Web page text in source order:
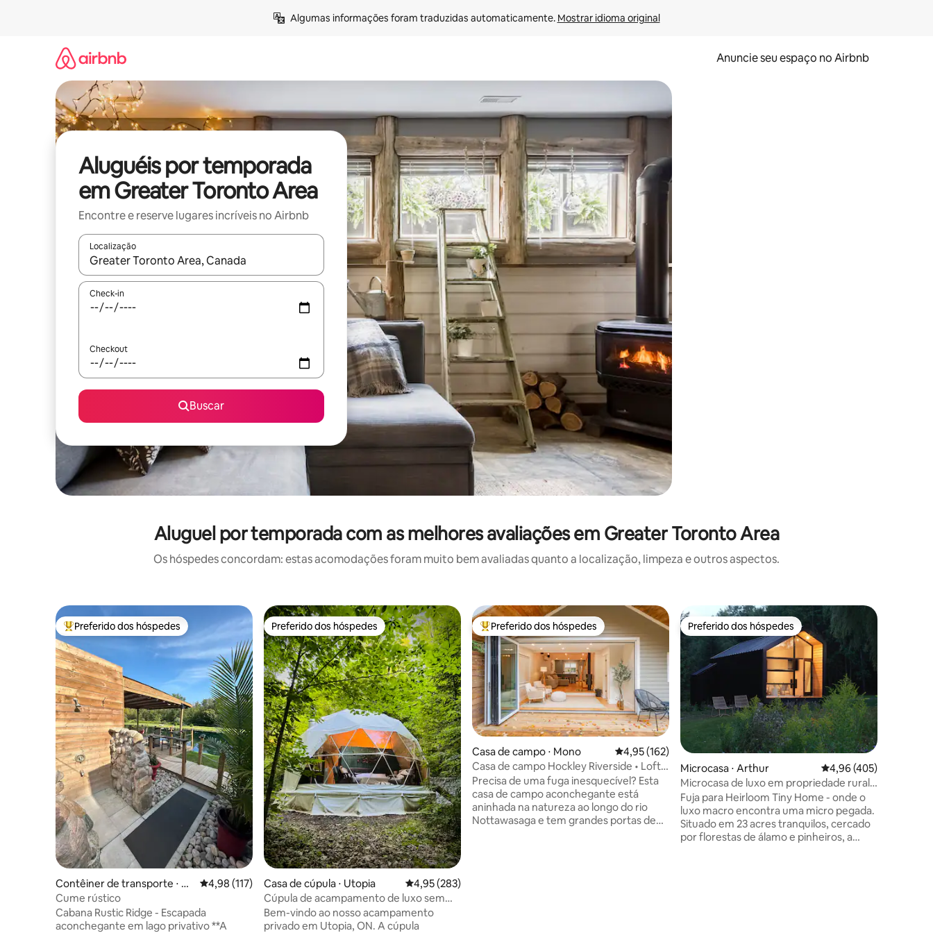
Algumas informações foram traduzidas automaticamente. Mostrar idioma original
Anuncie seu espaço no Airbnb
Aluguéis por temporada
em Greater Toronto Area
Encontre e reserve lugares incríveis no Airbnb
Localização
Quando os resultados estiverem disponíveis, explore-os usando as seta para cima e para baixo do teclado ou tocando e deslizando o dedo na tela.
Check-in
Checkout
Buscar
Aluguel por temporada com as melhores avaliações em Greater Toronto Area
Os hóspedes concordam: estas acomodações foram muito bem avaliadas quanto a localização, limpeza e outros aspectos.
Entre os melhores preferidos dos hóspedes
Preferido dos hóspedes
Contêiner de transporte ⋅ Cl
arington
4,98 de uma avaliação média de 5, 117 avaliações
4,98 (117)
Cume rústico
Cabana Rustic Ridge - Escapada
aconchegante em lago privativo **A
Preferido dos hóspedes
Preferido dos hóspedes
Casa de cúpula ⋅ Utopia 4,95 de uma avaliação média de 5, 283 avaliações
4,95 (283)
Cúpula de acampamento de luxo sem
energia pública na floresta
Bem-vindo ao nosso acampamento
privado em Utopia, ON. A cúpula
Entre os melhores preferidos dos hóspedes
Preferido dos hóspedes
Casa de campo ⋅ Mono 4,95 de uma avaliação média de 5, 162 avaliações
4,95 (162)
Casa de campo Hockley Riverside • Loft e
beliche
Precisa de uma fuga inesquecível? Esta
casa de campo aconchegante está
aninhada na natureza ao longo do rio
Nottawasaga e tem grandes portas de
Preferido dos hóspedes
Preferido dos hóspedes
Microcasa ⋅ Arthur 4,96 de uma avaliação
4,96 (405)
Microcasa de luxo em propriedade rural
tranquila
Fuja para Heirloom Tiny Home - onde o
luxo macro encontra uma micro pegada.
Situado em 23 acres tranquilos, cercado
por florestas de álamo e pinheiros, a